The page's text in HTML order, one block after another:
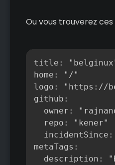
Ou vous trouverez
title:
home: "/"
logo: "https://
github:
owner:
  repo: "kener"
incidentSince:
metaTags:
description: